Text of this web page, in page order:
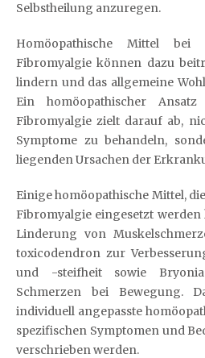
Selbstheilung anzuregen.
Homöopathische Mittel
Fibromyalgie können dazu
lindern und das allgemeine
Ein homöopathischer
Fibromyalgie zielt darauf ab,
Symptome zu behandeln,
liegenden Ursachen der
Einige homöopathische Mittel,
Fibromyalgie eingesetzt
Linderung von
toxicodendron zur
und -steifheit sowie
Schmerzen bei Bewegung.
individuell angepasste
spezifischen Symptomen und
verschrieben werden.